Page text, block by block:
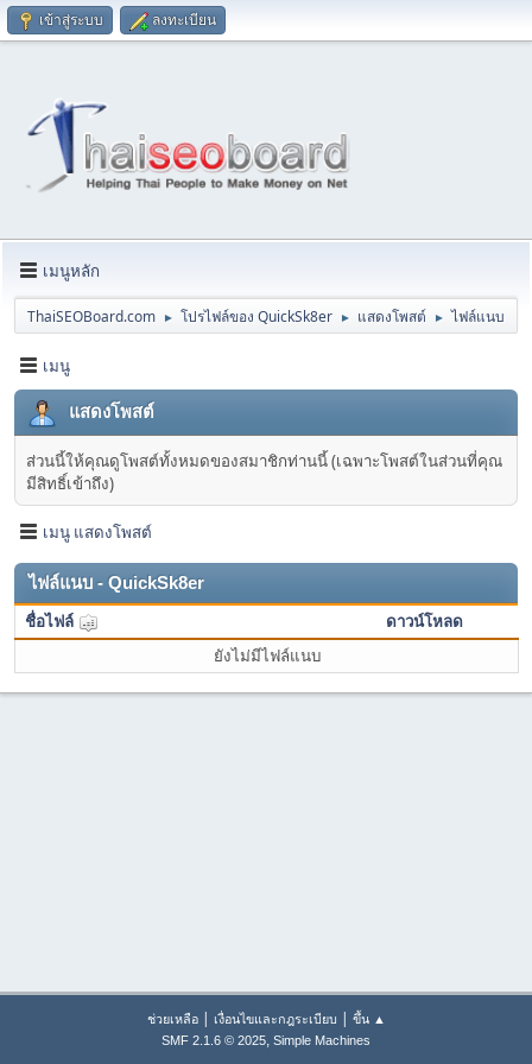
เข้าสู่ระบบ ลงทะเบียน
เมนูหลัก
ThaiSEOBoard.com ► โปรไฟล์ของ QuickSk8er ► แสดงโพสต์ ► ไฟล์แนบ
เมนู
แสดงโพสต์
ส่วนนี้ให้คุณดูโพสต์ทั้งหมดของสมาชิกท่านนี้ (เฉพาะโพสต์ในส่วนที่คุณ
มีสิทธิ์เข้าถึง)
เมนู แสดงโพสต์
ไฟล์แนบ - QuickSk8er
ชื่อไฟล์
ดาวน์โหลด
ยังไม่มีไฟล์แนบ
ช่วยเหลือ| เงื่อนไขและกฎระเบียบ | ขึ้น ▲
SMF 2.1.6 © 2025, Simple Machines